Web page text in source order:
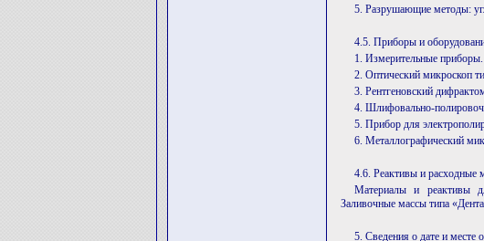
5. Разрушающие методы:
4.5. Приборы и
1. Измерительные приборы.
2. Оптический микроскоп
3. Рентгеновский
4. Шлифовально-
5. Прибор для
6. Металлографический
4.6. Реактивы и расходные
Материалы и реактивы
Заливочные массы типа
5. Сведения о дате и месте